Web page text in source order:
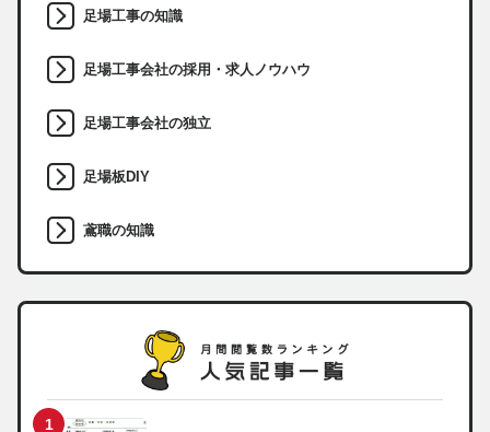
足場工事の知識
足場工事会社の採用・求人ノウハウ
足場工事会社の独立
足場板DIY
鳶職の知識